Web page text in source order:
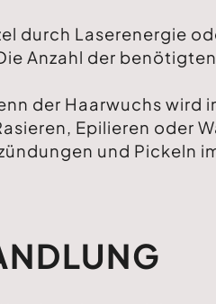
durch Laserenergie
Anzahl der
der Haarwuchs wird
Epilieren oder
und Pickeln